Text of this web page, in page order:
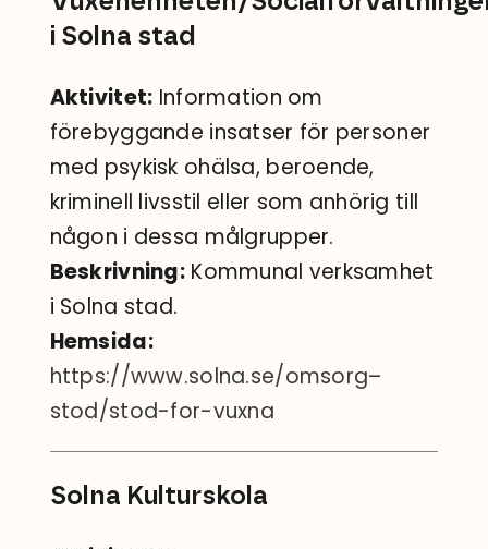
i Solna stad
Aktivitet: Information om
förebyggande insatser för personer
med psykisk ohälsa, beroende,
kriminell livsstil eller som anhörig till
någon i dessa målgrupper.
Beskrivning:Kommunal verksamhet
i Solna stad.
Hemsida:
https://www.solna.se/omsorg–
stod/stod-for-vuxna
Solna Kulturskola